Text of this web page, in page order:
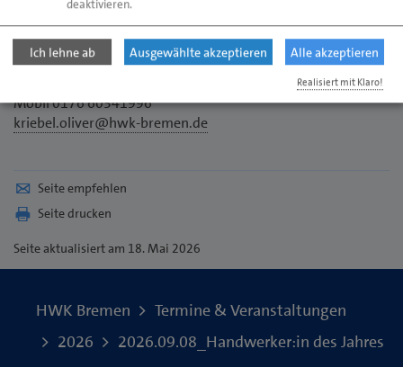
stellvertretender Hauptgeschäftsführer / Leitung
Geschäftsbereich - Fachkräftesicherung und
Betriebsführung
Mobil 0176 60341996
kriebel.oliver@hwk-bremen.de
Seite empfehlen
Seite drucken
Seiteaktualisiert am 18. Mai 2026
HWK Bremen
Termine & Veranstaltungen
2026
2026.09.08_Handwerker:in des Jahres
deaktivieren.
Ich lehne ab Ausgewählte akzeptieren Alle akzeptieren
Realisiert mit Klaro!